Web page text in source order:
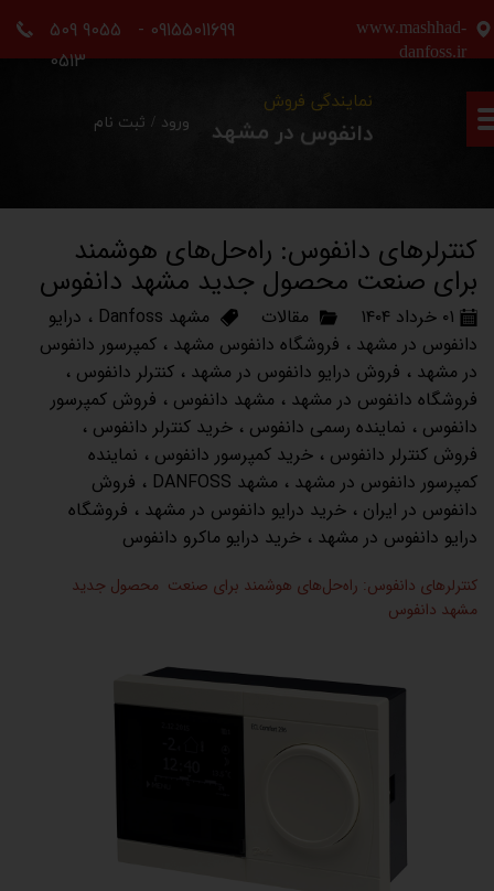
www.mashhad-
danfoss.ir
09155011699 - 9055 509
0513
نمایندگی فروش
ورود / ثبت نام
حساب کاربری من
تغییر گذر واژه
سفارشات
دانفوس در مشهد
کنترلرهای دانفوس: راه‌حل‌های هوشمند
برای صنعت محصول جدید مشهد دانفوس
۰۱ خرداد ۱۴۰۴ مقالات مشهد Danfoss ، درایو
دانفوس در مشهد ، فروشگاه دانفوس مشهد ، کمپرسور دانفوس
در مشهد ، فروش درایو دانفوس در مشهد ، کنترلر دانفوس ،
فروشگاه دانفوس در مشهد ، مشهد دانفوس ، فروش کمپرسور
دانفوس ، نماینده رسمی دانفوس ، خرید کنترلر دانفوس ،
فروش کنترلر دانفوس ، خرید کمپرسور دانفوس ، نماینده
کمپرسور دانفوس در مشهد ، مشهد DANFOSS ، فروش
دانفوس در ایران ، خرید درایو دانفوس در مشهد ، فروشگاه
درایو دانفوس در مشهد ، خرید درایو ماکرو دانفوس
کنترلرهای دانفوس: راه‌حل‌های هوشمند برای صنعت محصول جدید
مشهد دانفوس